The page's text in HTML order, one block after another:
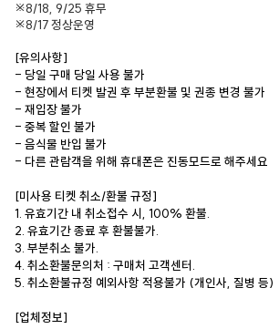
※8/18, 9/25 휴무
※8/17 정상운영
[유의사항]
- 당일 구매 당일 사용 불가
- 현장에서 티켓 발권 후 부분환불 및 권종 변경 불가
- 재입장 불가
- 중복 할인 불가
- 음식물 반입 불가
- 다른 관람객을 위해 휴대폰은 진동모드로 해주세요
[미사용 티켓 취소/환불 규정]
1. 유효기간 내 취소접수 시, 100% 환불.
2. 유효기간 종료 후 환불불가.
3. 부분취소 불가.
4. 취소환불문의처 : 구매처 고객센터.
5. 취소환불규정 예외사항 적용불가 (개인사, 질병 등)
[업체정보]